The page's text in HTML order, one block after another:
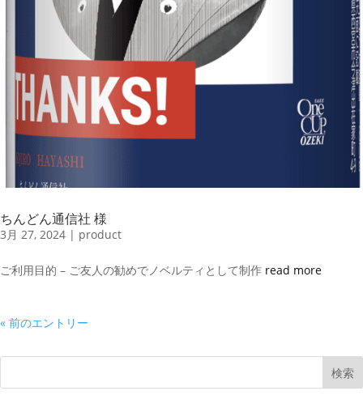
ちんどん通信社 様
3月 27, 2024 | product
ご利用目的 – ご友人の勧めでノベルティとして制作 read more
« 前のエントリー
検索